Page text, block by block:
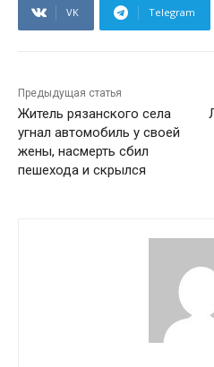
VK Telegram
Предыдущая статья
Житель рязанского села
угнал автомобиль у своей
жены, насмерть сбил
пешехода и скрылся